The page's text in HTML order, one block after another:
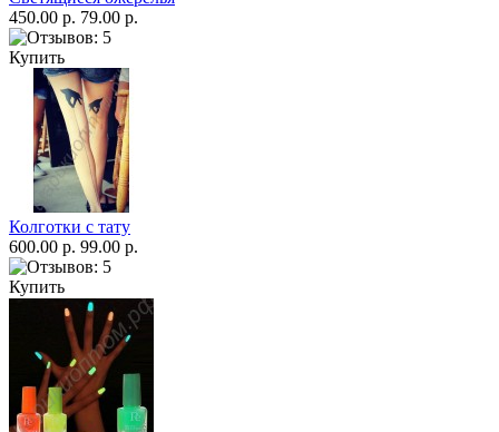
450.00 р. 79.00 р.
Купить
Колготки с тату
600.00 р. 99.00 р.
Купить